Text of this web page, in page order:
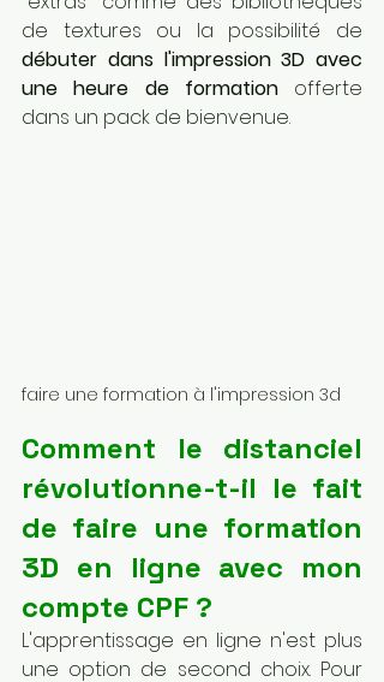
débuter dans l'impression 3D avec
une heure de formation offerte
dans un pack de bienvenue.
faire une formation à l'impression 3d
Comment le distanciel
révolutionne-t-il le fait
de faire une formation
3D en ligne avec mon
compte CPF ?
L'apprentissage en ligne n'est plus